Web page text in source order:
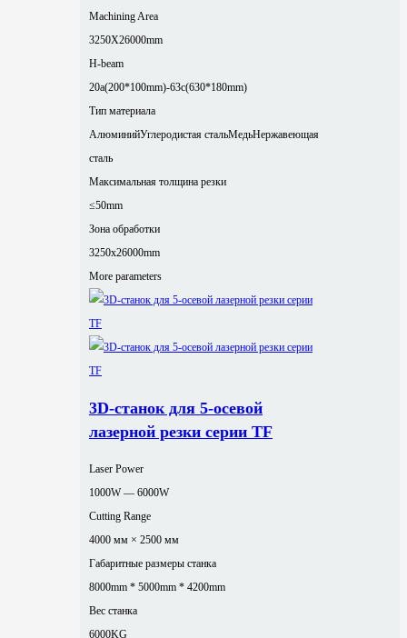
Machining Area
3250X26000mm
H-beam
20a(200*100mm)-63c(630*180mm)
Тип материала
АлюминийУглеродистая стальМедьНержавеющая
сталь
Максимальная толщина резки
≤50mm
Зона обработки
3250x26000mm
More parameters
3D-станок для 5-осевой
лазерной резки серии TF
Laser Power
1000W — 6000W
Cutting Range
4000 мм × 2500 мм
Габаритные размеры станка
8000mm * 5000mm * 4200mm
Вес станка
6000KG